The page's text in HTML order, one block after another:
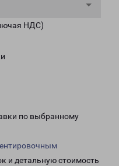
НДС)
по выбранному
и детальную стоимость